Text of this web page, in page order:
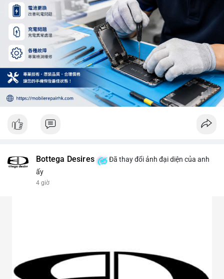
Bottega Desires
Đã thay đổi ảnh đại diện của anh
ấy
4 giờ